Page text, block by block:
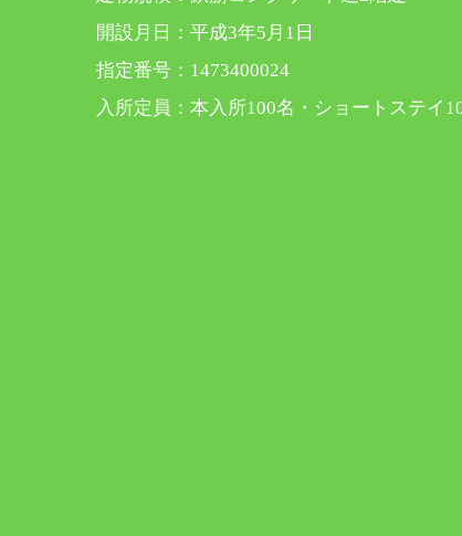
開設月日：平成3年5月1日
指定番号：1473400024
入所定員：本入所100名・ショートステイ